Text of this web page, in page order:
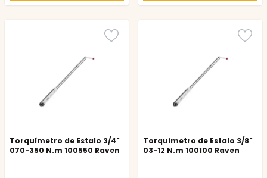
Torquímetro de Estalo 3/4"
070-350 N.m 100550 Raven
Torquímetro de Estalo 3/8"
03-12 N.m 100100 Raven